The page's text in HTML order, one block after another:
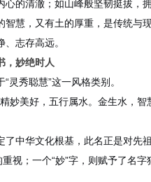
心的清澈；如山峰般坚韧挺拔，
慧，又有土的厚重，是传统与
、志存高远。
妙绝时人
灵秀聪慧”这一风格类别。
妙美好，五行属水。金生水，
了中华文化根基，此名正是对
视；一个“妙”字，则赋予了名